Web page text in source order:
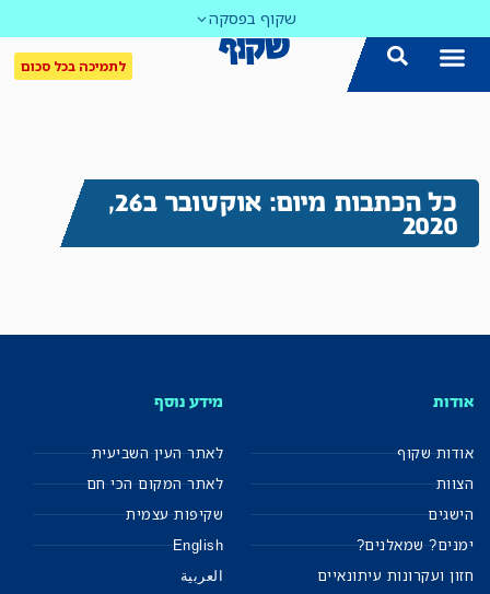
שקוף בפסקה
לתמיכה בכל סכום
כל הכתבות מיום: אוקטובר ב26,
2020
אודות
אודות שקוף
הצוות
הישגים
ימנים? שמאלנים?
חזון ועקרונות עיתונאיים
מידע נוסף
לאתר העין השביעית
לאתר המקום הכי חם
שקיפות עצמית
English
العربية